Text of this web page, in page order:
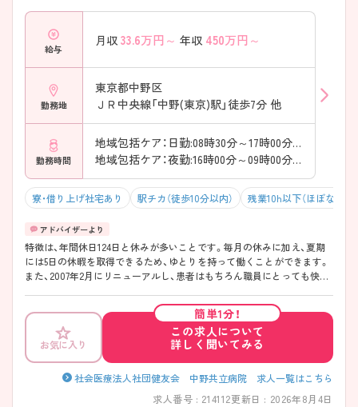
給与
月収 33.6万円～ 年収 450万円～
勤務地
東京都中野区
ＪＲ中央線「中野(東京)駅」徒歩7分 他
勤務時間
地域包括ケア：日勤:08時30分～17時00分（休憩60分）
地域包括ケア：夜勤:16時00分～09時00分（休憩60分）
寮・借り上げ社宅あり 駅チカ（徒歩10分以内） 残業10h以下（ほぼなし）
特徴は、年間休日124日と休みが多いことです。毎月の休みに加え、夏期
には5日の休暇を取得できるため、ゆとりを持って働くことができます。
また、2007年2月にリニューアルし、患者はもちろん職員にとっても快適
相談ください。他にも、たくさんの求人をご紹介いたします。
お気に入り
簡単1分！
この求人について
詳しく聞いてみる
社会医療法人社団健友会 中野共立病院 求人一覧はこちら
求人番号 : 214112更新日 : 2026年8月4日